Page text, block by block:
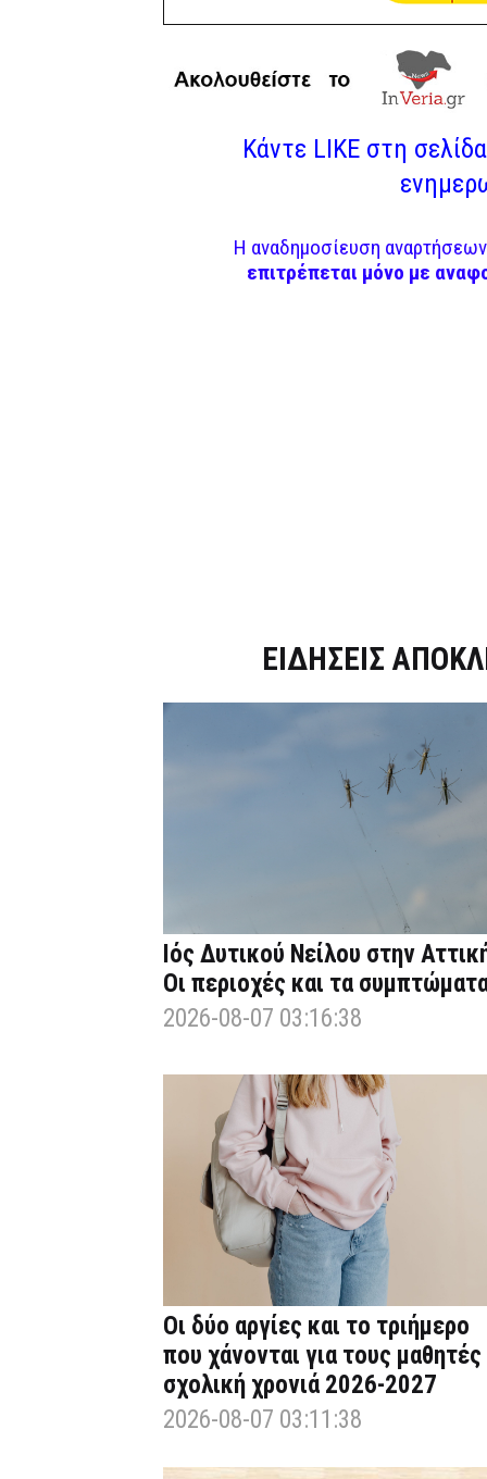
Κάντε LIKE στη
Η αναδημοσίευση
επιτρέπεται μόνο με
ΕΙΔΗΣΕΙΣ
Ιός Δυτικού Νείλου στην
Οι περιοχές και τα
2026-08-07 03:16:38
Οι δύο αργίες και το τριήμερο
που χάνονται για τους μαθητές
σχολική χρονιά 2026-2027
2026-08-07 03:11:38